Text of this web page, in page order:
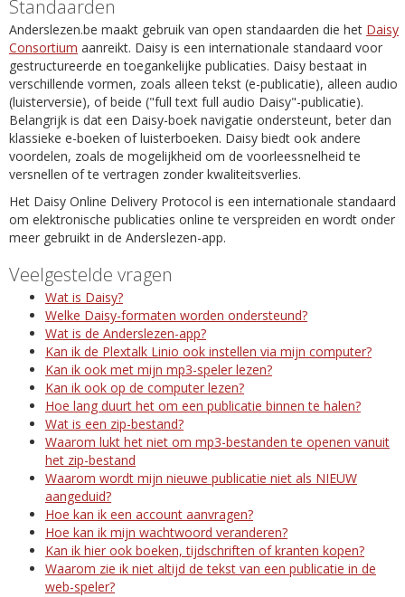
Standaarden
Anderslezen.be maakt gebruik van open standaarden die het Daisy
Consortium aanreikt. Daisy is een internationale standaard voor
gestructureerde en toegankelijke publicaties. Daisy bestaat in
verschillende vormen, zoals alleen tekst (e-publicatie), alleen audio
(luisterversie), of beide ("full text full audio Daisy"-publicatie).
Belangrijk is dat een Daisy-boek navigatie ondersteunt, beter dan
klassieke e-boeken of luisterboeken. Daisy biedt ook andere
voordelen, zoals de mogelijkheid om de voorleessnelheid te
versnellen of te vertragen zonder kwaliteitsverlies.
Het Daisy Online Delivery Protocol is een internationale standaard
om elektronische publicaties online te verspreiden en wordt onder
meer gebruikt in de Anderslezen-app.
Veelgestelde vragen
Wat is Daisy?
Welke Daisy-formaten worden ondersteund?
Wat is de Anderslezen-app?
Kan ik de Plextalk Linio ook instellen via mijn computer?
Kan ik ook met mijn mp3-speler lezen?
Kan ik ook op de computer lezen?
Hoe lang duurt het om een publicatie binnen te halen?
Wat is een zip-bestand?
Waarom lukt het niet om mp3-bestanden te openen vanuit
het zip-bestand
Waarom wordt mijn nieuwe publicatie niet als NIEUW
aangeduid?
Hoe kan ik een account aanvragen?
Hoe kan ik mijn wachtwoord veranderen?
Kan ik hier ook boeken, tijdschriften of kranten kopen?
Waarom zie ik niet altijd de tekst van een publicatie in de
web-speler?